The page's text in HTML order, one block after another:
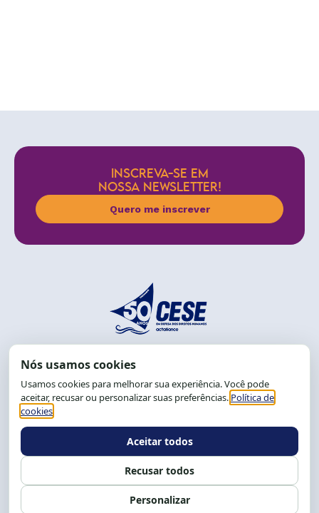
INSCREVA-SE EM
NOSSA NEWSLETTER!
Quero me inscrever
End.: R. da Graça, 150. Graça
CEP: 40.150-055
Salvador-BA, Brasil.
Tel.: (71) 2104-5457, Cel.: (71) 9 9239-2104 ou 2105
Expediente: 8h às 12h e 13 às 17h.
Siga nossas redes Fale conosco